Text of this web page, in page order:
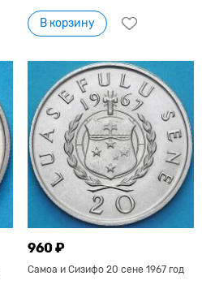
В корзину
960 ₽
Самоа и Сизифо 20 сене 1967 год